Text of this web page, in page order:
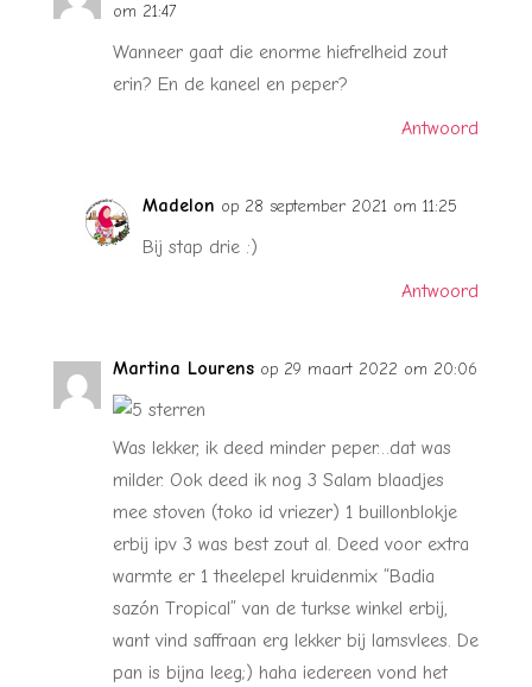
om 21:47
Wanneer gaat die enorme hiefrelheid zout
erin? En de kaneel en peper?
Antwoord
Madelon op 28 september 2021 om 11:25
Bij stap drie :)
Antwoord
Martina Lourens op 29 maart 2022 om 20:06
Was lekker, ik deed minder peper…dat was
milder. Ook deed ik nog 3 Salam blaadjes
mee stoven (toko id vriezer) 1 buillonblokje
erbij ipv 3 was best zout al. Deed voor extra
warmte er 1 theelepel kruidenmix “Badia
sazón Tropical” van de turkse winkel erbij,
want vind saffraan erg lekker bij lamsvlees. De
pan is bijna leeg;) haha iedereen vond het